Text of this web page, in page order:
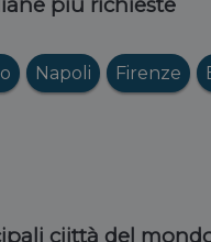
Napoli Firenze
ciittà del